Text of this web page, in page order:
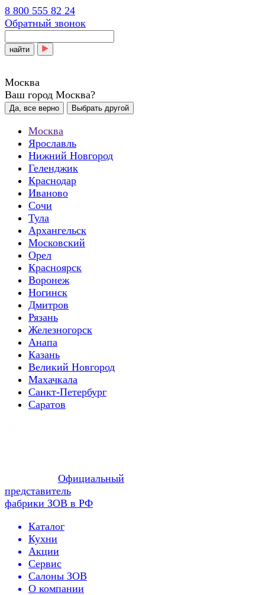
8 800 555 82 24
Обратный звонок
найти
Москва
Ваш город Москва?
Да, все верно Выбрать другой
Москва
Ярославль
Нижний Новгород
Геленджик
Краснодар
Иваново
Сочи
Тула
Архангельск
Московский
Орел
Красноярск
Воронеж
Ногинск
Дмитров
Рязань
Железногорск
Анапа
Казань
Великий Новгород
Махачкала
Санкт-Петербург
Саратов
Официальный
представитель
фабрики ЗОВ в РФ
Каталог
Кухни
Акции
Сервис
Салоны ЗОВ
О компании